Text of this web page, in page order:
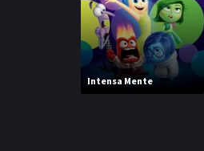
Intensa Mente